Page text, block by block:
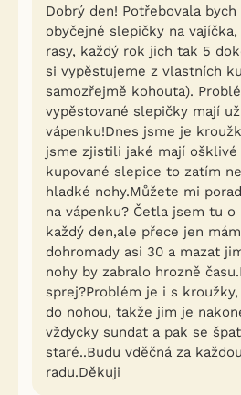
Dobrý den! Potřebovala
obyčejné slepičky na
rasy, každý rok jich tak 5
si vypěstujeme z vlastních
samozřejmě kohouta).
vypěstované slepičky mají
vápenku!Dnes jsme je
jsme zjistili jaké mají ošklivé
kupované slepice to zatím
hladké nohy.Můžete mi
na vápenku? Četla jsem tu o
každý den,ale přece jen
dohromady asi 30 a mazat
nohy by zabralo hrozně
sprej?Problém je i s
do nohou, takže jim je
vždycky sundat a pak se
staré..Budu vděčná za
radu.Děkuji